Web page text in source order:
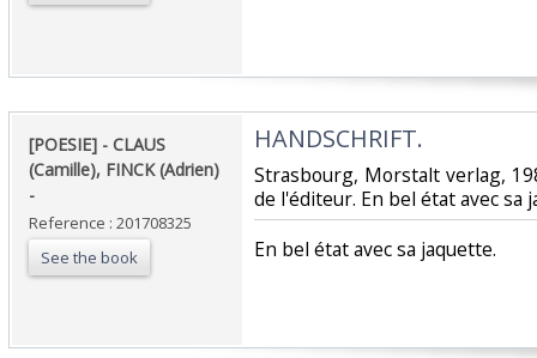
‎[POESIE] - CLAUS
(Camille), FINCK (Adrien)
- ‎
Reference : 201708325
See the book
‎HANDSCHRIFT. ‎
‎Strasbourg, Morstalt verlag,
de l'éditeur. En bel état avec sa
‎En bel état avec sa jaquette.‎